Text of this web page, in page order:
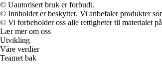
© Uautorisert bruk er forbudt.
© Innholdet er beskyttet. Vi anbefaler produkter
© Vi forbeholder oss alle rettigheter til materialet
Lær mer om oss
Utvikling
Våre verdier
Teamet bak